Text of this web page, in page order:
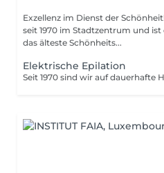
Exzellenz im Dienst der Schönheit! Das Institut befindet
seit 1970 im Stadtzentrum und
das älteste Schönheits...
Elektrische Epilation